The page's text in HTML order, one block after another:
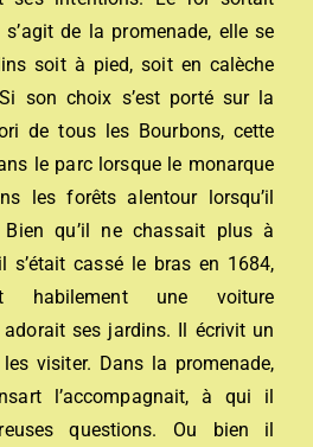
de la promenade, elle se
soit à pied, soit en calèche
son choix s’est porté sur la
de tous les Bourbons, cette
le parc lorsque le monarque
les forêts alentour lorsqu’il
qu’il ne chassait plus à
s’était cassé le bras en 1684,
habilement une voiture
ses jardins. Il écrivit un
visiter. Dans la promenade,
l’accompagnait, à qui il
questions. Ou bien il